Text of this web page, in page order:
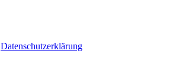
Datenschutzerklärung